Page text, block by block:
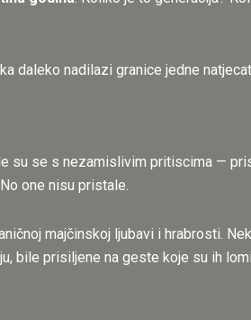
daleko nadilazi granice jedne
su se s nezamislivim pritiscima —
one nisu pristale.
majčinskoj ljubavi i hrabrosti.
bile prisiljene na geste koje su ih